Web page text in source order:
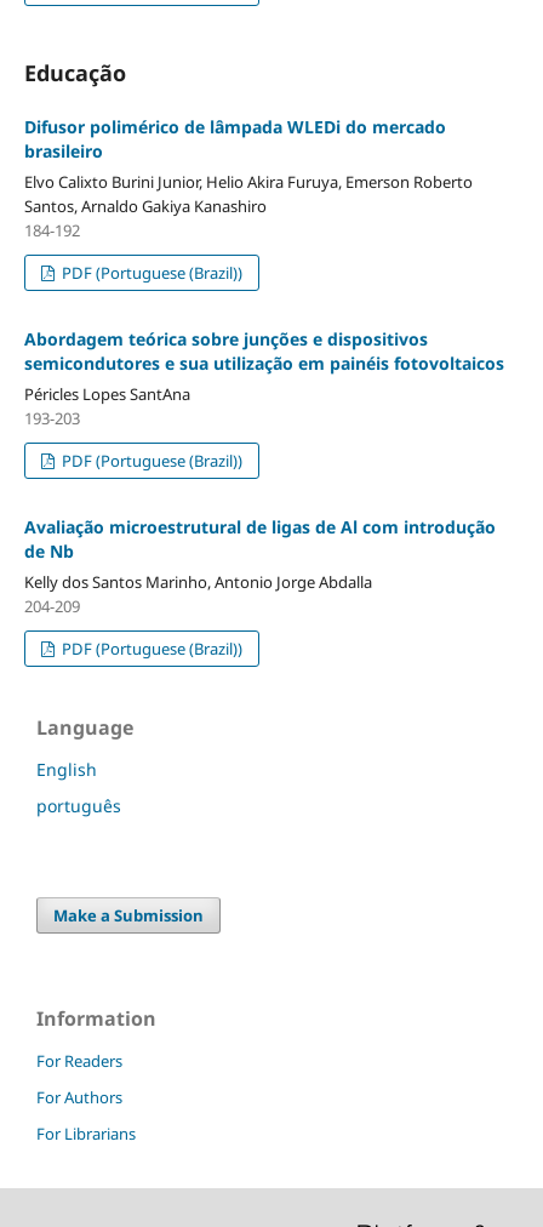
Educação
Difusor polimérico de lâmpada WLEDi do mercado
brasileiro
Elvo Calixto Burini Junior, Helio Akira Furuya, Emerson Roberto
Santos, Arnaldo Gakiya Kanashiro
184-192
PDF (Portuguese (Brazil))
Abordagem teórica sobre junções e dispositivos
semicondutores e sua utilização em painéis fotovoltaicos
Péricles Lopes SantAna
193-203
PDF (Portuguese (Brazil))
Avaliação microestrutural de ligas de Al com introdução
de Nb
Kelly dos Santos Marinho, Antonio Jorge Abdalla
204-209
PDF (Portuguese (Brazil))
Language
English
português
Make a Submission
Information
For Readers
For Authors
For Librarians